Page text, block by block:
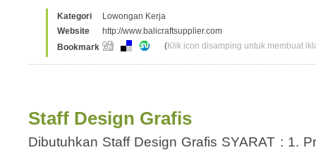
Kategori
Lowongan Kerja
Website
http://www.balicraftsupplier.com
Bookmark
(Klik icon disamping untuk membuat
Staff Design Grafis
Dibutuhkan Staff Design Grafis SYARAT : 1.